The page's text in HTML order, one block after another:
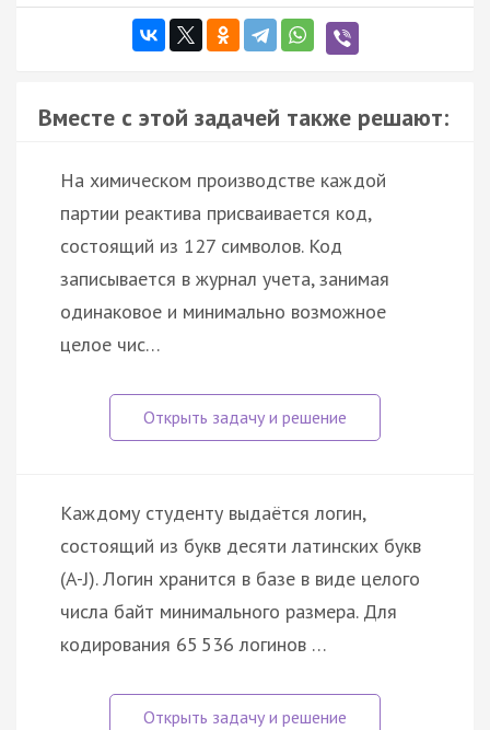
Вместе с этой задачей также решают:
На химическом производстве каждой
партии реактива присваивается код,
состоящий из 127 символов. Код
записывается в журнал учета, занимая
одинаковое и минимально возможное
целое чис…
Каждому студенту выдаётся логин,
состоящий из букв десяти латинских букв
(A-J). Логин хранится в базе в виде целого
числа байт минимального размера. Для
кодирования 65 536 логинов …